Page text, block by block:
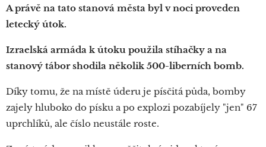
A právě na tato stanová města byl v noci proveden
letecký útok.
Izraelská armáda k útoku použila stíhačky a na
stanový tábor shodila několik 500-liberních bomb.
Díky tomu, že na místě úderu je písčitá půda, bomby
zajely hluboko do písku a po explozi pozabíjely "jen" 67
uprchlíků, ale číslo neustále roste.